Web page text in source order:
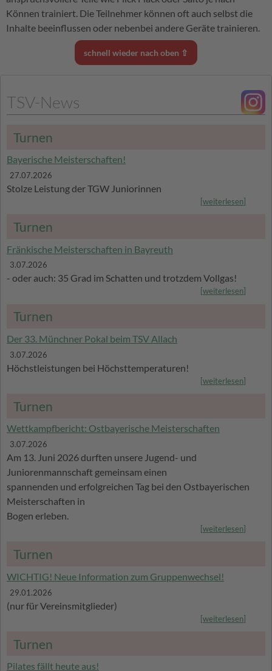
Können trainiert. Die Teilnehmer können oft auch selbst die
Inhalte beeinflussen oder nebenbei andere Geräte trainieren.
schnell wieder nach oben ⇧
TSV-News
Turnen
Bayerische Meisterschaften!
27.07.2026
Stolze Leistung der TGW Juniorinnen
[weiterlesen]
Turnen
Fränkische Meisterschaften in Bayreuth
3.07.2026
- oder auch: 35 Grad im Schatten und trotzdem Vollgas!
[weiterlesen]
Turnen
Der 33. Münchner Pokal beim TSV Allach
3.07.2026
Höchstleistungen bei Höchsttemperaturen!
[weiterlesen]
Turnen
Wettkampfbericht: Ostbayerische Meisterschaften
3.07.2026
Am 13. Juni 2026 durften unsere Jugend- und
Juniorenmannschaft gemeinsam einen
spannenden und erfolgreichen Tag bei den Ostbayerischen
Meisterschaften in
Bogen erleben.
[weiterlesen]
Turnen
WICHTIG! Neue Information zum Gruppenwechsel!
29.01.2026
(nur für Vereinsmitglieder)
[weiterlesen]
Turnen
Pilates fällt heute aus!